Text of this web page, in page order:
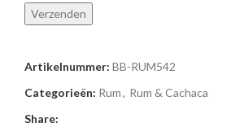
Artikelnummer: BB-RUM542
Categorieën: Rum, Rum & Cachaca
Share: